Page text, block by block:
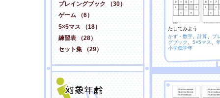
プレイングブック （30）
ゲーム （6）
5×5マス （18）
練習表 （28）
セット集 （29）
たしてみよう
かず・数字
計算
プ
グブック
5×5マス
小学低学年